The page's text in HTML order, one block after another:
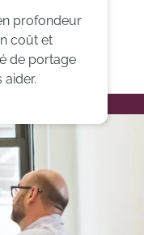
profondeur
coût et
de portage